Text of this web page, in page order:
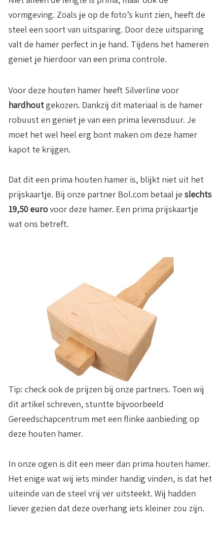
vormgeving. Zoals je op de foto’s kunt zien, heeft de
steel een soort van uitsparing. Door deze uitsparing
valt de hamer perfect in je hand. Tijdens het hameren
geniet je hierdoor van een prima controle.
Voor deze houten hamer heeft Silverline voor
hardhoutgekozen. Dankzij dit materiaal is de hamer
robuust en geniet je van een prima levensduur. Je
moet het wel heel erg bont maken om deze hamer
kapot te krijgen.
Dat dit een prima houten hamer is, blijkt niet uit het
prijskaartje. Bij onze partner Bol.com betaal je slechts
19,50 eurovoor deze hamer. Een prima prijskaartje
wat ons betreft.
Tip: check ook de prijzen bij onze partners. Toen wij
dit artikel schreven, stuntte bijvoorbeeld
Gereedschapcentrum met een flinke aanbieding op
deze houten hamer.
In onze ogen is dit een meer dan prima houten hamer.
Het enige wat wij iets minder handig vinden, is dat het
uiteinde van de steel vrij ver uitsteekt. Wij hadden
liever gezien dat deze overhang iets kleiner zou zijn.